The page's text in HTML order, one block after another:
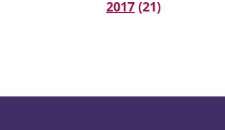
2017 (21)